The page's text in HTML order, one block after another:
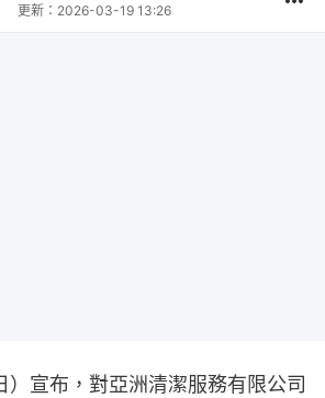
更新： 2026-03-19 13:26
）宣布，對亞洲清潔服務有限公司